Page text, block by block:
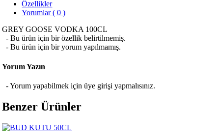
Özellikler
Yorumlar ( 0 )
GREY GOOSE VODKA 100CL
- Bu ürün için bir özellik belirtilmemiş.
- Bu ürün için bir yorum yapılmamış.
Yorum Yazın
- Yorum yapabilmek için üye girişi yapmalısınız.
Benzer Ürünler